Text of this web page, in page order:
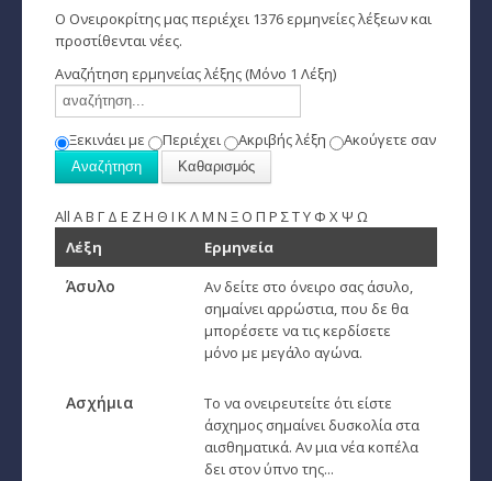
Καρκίνος
Παρθένος
Αιγόκερως
Ινδιάνικο Ωροσκόπιο
Ο Ονειροκρίτης μας περιέχει 1376 ερμηνείες λέξεων και
προστίθενται νέες.
Αναζήτηση ερμηνείας λέξης (Μόνο 1 Λέξη)
Ξεκινάει με Περιέχει Ακριβής λέξη Ακούγετε σαν
All ΑΒ Γ Δ Ε ΖΗ Θ Ι ΚΛΜ Ν Ξ Ο Π Ρ ΣΤΥ Φ ΧΨ Ω
Λέξη
Ερμηνεία
Άσυλο
Αν δείτε στο όνειρο σας άσυλο,
σημαίνει αρρώστια, που δε θα
μπορέσετε να τις κερδίσετε
μόνο με μεγάλο αγώνα.
Ασχήμια
Το να ονειρευτείτε ότι είστε
άσχημος σημαίνει δυσκολία στα
αισθηματικά. Αν μια νέα κοπέλα
δει στον ύπνο της...